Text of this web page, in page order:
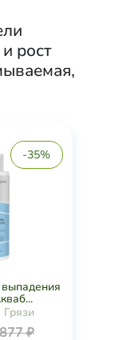
рост
,
-35%
Грязи
877 ₽